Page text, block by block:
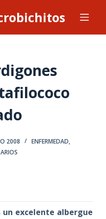
2008 ENFERMEDAD,
un excelente albergue